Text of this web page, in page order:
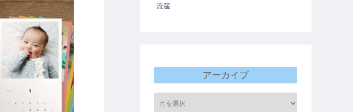
流産
アーカイブ